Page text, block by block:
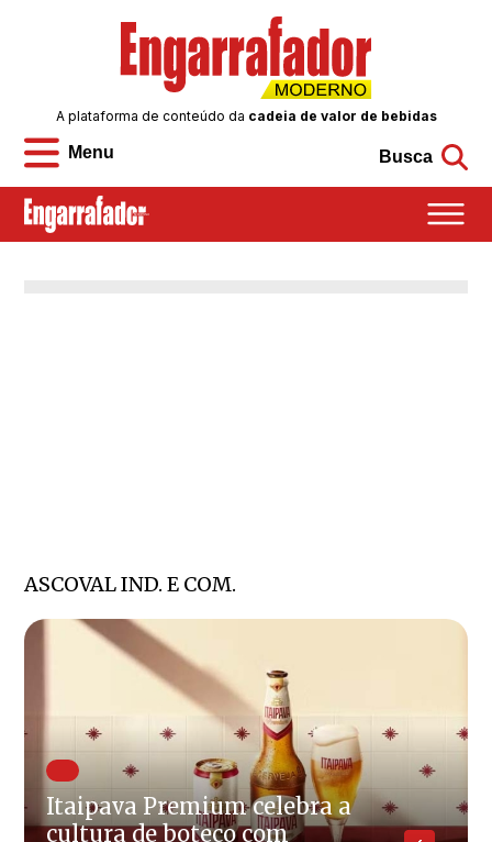
Menu
A plataforma de conteúdo da cadeia de valor de bebidas
Busca
ASCOVAL IND. E COM.
Itaipava Premium celebra a
cultura de boteco com